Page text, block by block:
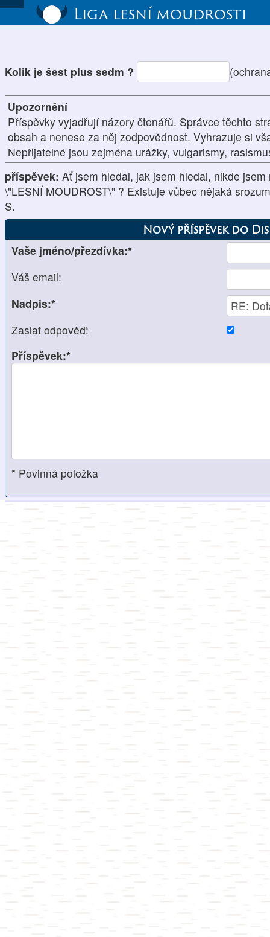
Liga lesní moudrosti
Kolik je šest plus sedm ?
Upozornění
Příspěvky vyjadřují názory čtenářů. Správce těchto
obsah a nenese za něj zodpovědnost. Vyhrazuje si
Nepřijatelné jsou zejména urážky, vulgarismy,
příspěvek: Ať jsem hledal, jak jsem hledal, nikde
\"LESNÍ MOUDROST\" ? Existuje vůbec nějaká
S.
Nový příspěvek do
Vaše jméno/přezdívka:*
Váš email:
Nadpis:*
Zaslat odpověď:
Příspěvek:*
* Povinná položka